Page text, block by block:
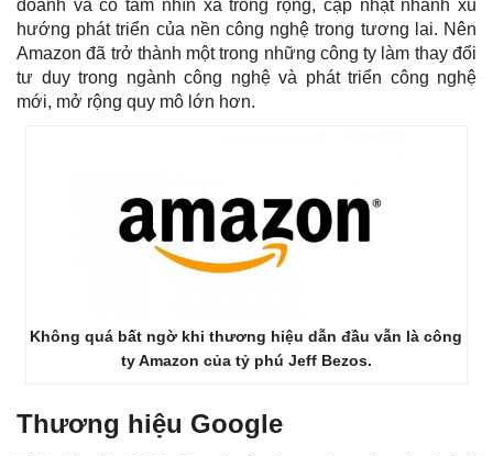
doanh và có tầm nhìn xa trông rộng, cập nhật nhanh xu
hướng phát triển của nền công nghệ trong tương lai. Nên
Amazon đã trở thành một trong những công ty làm thay đổi
tư duy trong ngành công nghệ và phát triển công nghệ
mới, mở rộng quy mô lớn hơn.
Không quá bất ngờ khi thương hiệu dẫn đầu vẫn là công
ty Amazon của tỷ phú Jeff Bezos.
Thương hiệu Google